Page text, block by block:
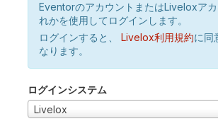
EventorのアカウントまたはLiveloxア
れかを使用してログインします。
ログインすると、
Livelox利用規約に同
なります。
ログインシステム
Livelox